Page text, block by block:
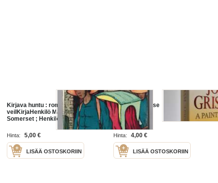
Kirjava huntu : romaaniThe painted
veilKirjaHenkilö Maugham, W.
Somerset ; Henkilö Vasara, Helvi,
Hinta: 5,00 €
LISÄÄ OSTOSKORIIN
A Painted House
Arrow 2001
Hinta:
4,00 €
LISÄÄ OSTOSKORIIN